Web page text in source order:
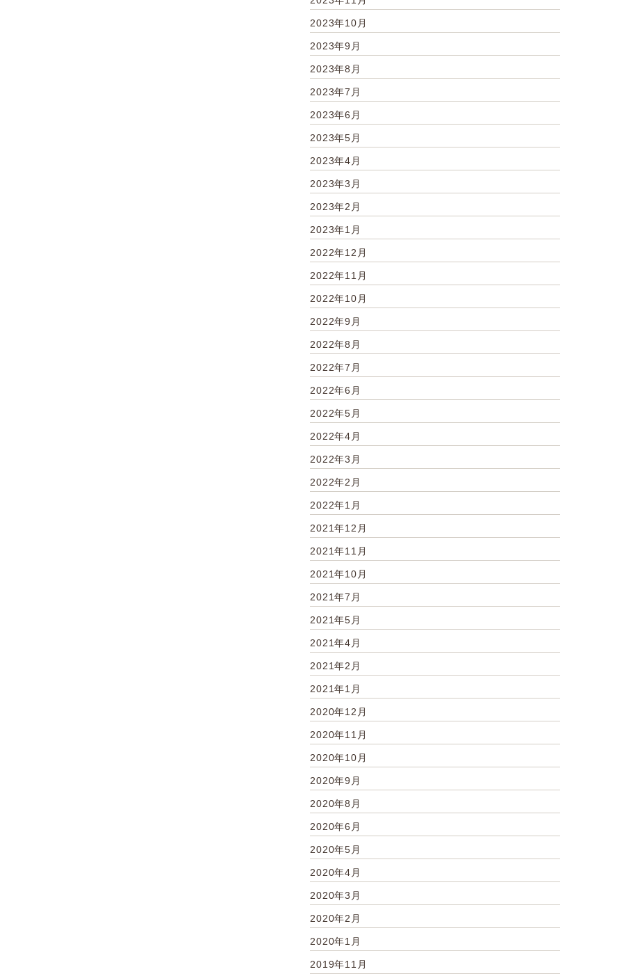
2023年10月
2023年9月
2023年8月
2023年7月
2023年6月
2023年5月
2023年4月
2023年3月
2023年2月
2023年1月
2022年12月
2022年11月
2022年10月
2022年9月
2022年8月
2022年7月
2022年6月
2022年5月
2022年4月
2022年3月
2022年2月
2022年1月
2021年12月
2021年11月
2021年10月
2021年7月
2021年5月
2021年4月
2021年2月
2021年1月
2020年12月
2020年11月
2020年10月
2020年9月
2020年8月
2020年6月
2020年5月
2020年4月
2020年3月
2020年2月
2020年1月
2019年11月